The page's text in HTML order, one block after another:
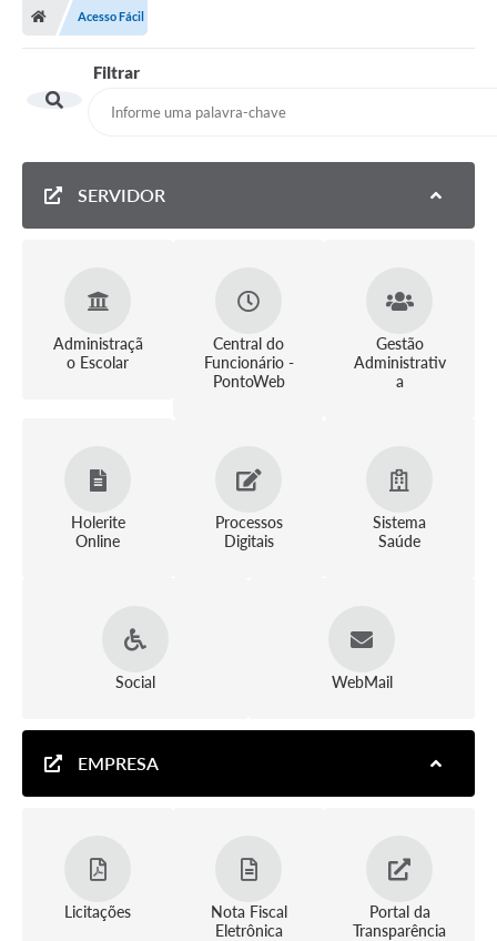
Acesso Fácil
Filtrar
SERVIDOR
Administraçã
o Escolar
Central do
Funcionário -
PontoWeb
Gestão
Administrativ
a
Holerite
Online
Processos
Digitais
Sistema
Saúde
Social WebMail
EMPRESA
Licitações
Nota Fiscal
Eletrônica
Portal da
Transparência